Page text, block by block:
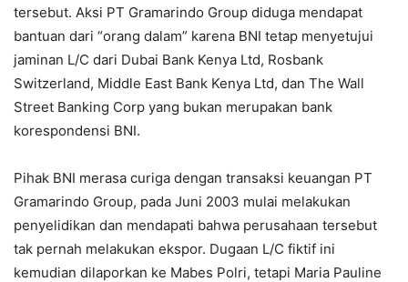
tersebut. Aksi PT Gramarindo Group diduga mendapat
bantuan dari “orang dalam” karena BNI tetap menyetujui
jaminan L/C dari Dubai Bank Kenya Ltd, Rosbank
Switzerland, Middle East Bank Kenya Ltd, dan The Wall
Street Banking Corp yang bukan merupakan bank
korespondensi BNI.
Pihak BNI merasa curiga dengan transaksi keuangan PT
Gramarindo Group, pada Juni 2003 mulai melakukan
penyelidikan dan mendapati bahwa perusahaan tersebut
tak pernah melakukan ekspor. Dugaan L/C fiktif ini
kemudian dilaporkan ke Mabes Polri, tetapi Maria Pauline